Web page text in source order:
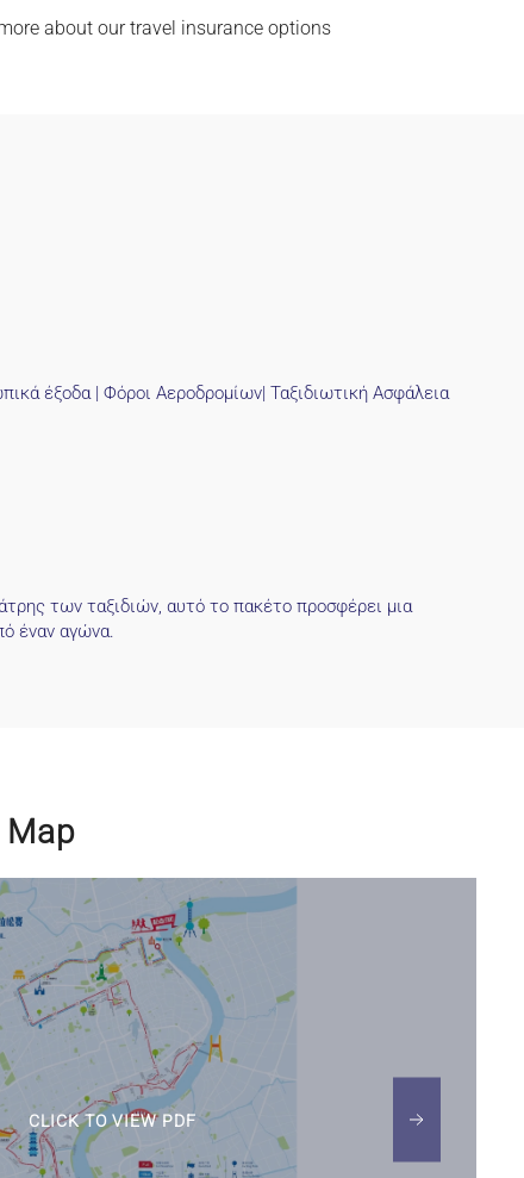
about our travel insurance options
έξοδα | Φόροι Αεροδρομίων| Ταξιδιωτική Ασφάλεια
των ταξιδιών, αυτό το πακέτο προσφέρει μια
έναν αγώνα.
CLICK TO VIEW PDF